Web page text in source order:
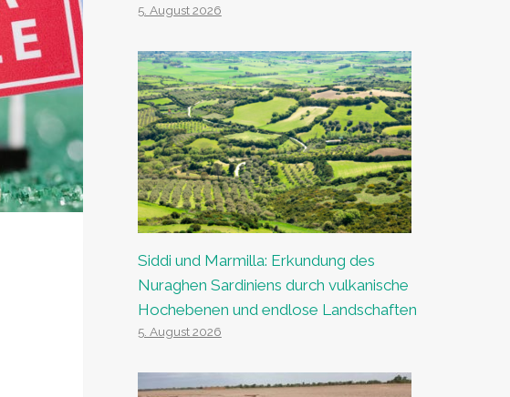
5. August 2026
Siddi und Marmilla: Erkundung des
Nuraghen Sardiniens durch vulkanische
Hochebenen und endlose Landschaften
5. August 2026